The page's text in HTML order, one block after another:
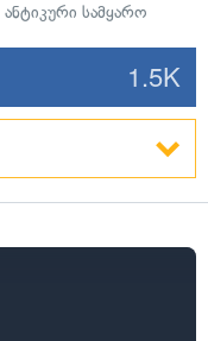
ანტიკური სამყარო
1.5K